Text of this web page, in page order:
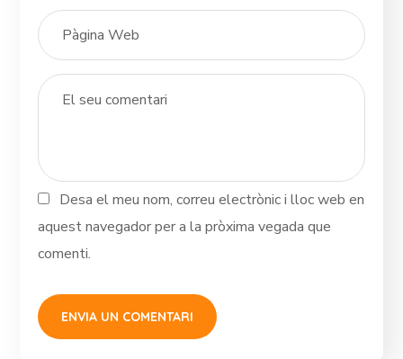
Desa el meu nom, correu electrònic i lloc web en
aquest navegador per a la pròxima vegada que
comenti.